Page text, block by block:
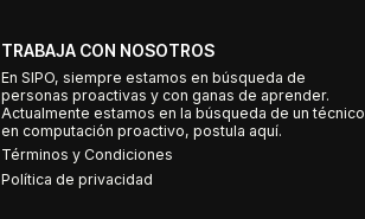
TRABAJA CON NOSOTROS
En SIPO, siempre estamos en búsqueda de
personas proactivas y con ganas de aprender.
Actualmente estamos en la búsqueda de un técnico
en computación proactivo, postula aquí.
Términos y Condiciones
Política de privacidad